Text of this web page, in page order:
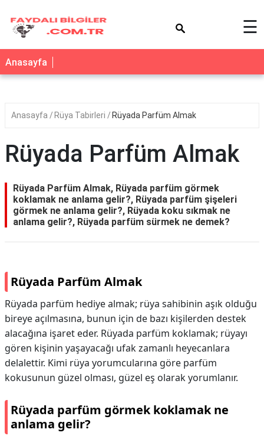
☰
Anasayfa
Anasayfa Rüya Tabirleri Rüyada Parfüm Almak
Rüyada Parfüm Almak
Rüyada Parfüm Almak, Rüyada parfüm görmek
koklamak ne anlama gelir?, Rüyada parfüm şişeleri
görmek ne anlama gelir?, Rüyada koku sıkmak ne
anlama gelir?, Rüyada parfüm sürmek ne demek?
Rüyada Parfüm Almak
Rüyada parfüm hediye almak; rüya sahibinin aşık olduğu
bireye açılmasına, bunun için de bazı kişilerden destek
alacağına işaret eder. Rüyada parfüm koklamak; rüyayı
gören kişinin yaşayacağı ufak zamanlı heyecanlara
delalettir. Kimi rüya yorumcularına göre parfüm
kokusunun güzel olması, güzel eş olarak yorumlanır.
Rüyada parfüm görmek koklamak ne
anlama gelir?